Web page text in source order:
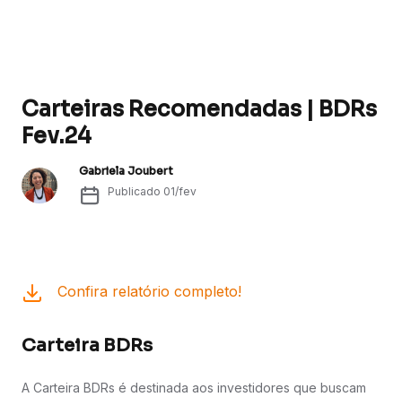
Carteiras Recomendadas | BDRs
Fev.24
Gabriela Joubert
Publicado 01/fev
Confira relatório completo!
Carteira BDRs
A Carteira BDRs é destinada aos investidores que buscam